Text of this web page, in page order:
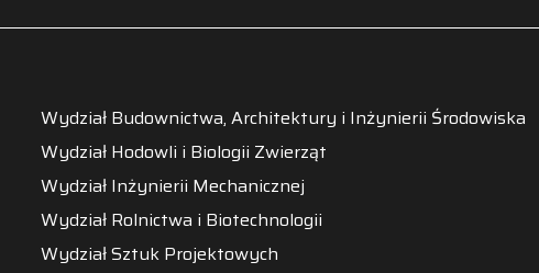
Wydział Budownictwa, Architektury i Inżynierii Środowiska
Wydział Hodowli i Biologii Zwierząt
Wydział Inżynierii Mechanicznej
Wydział Rolnictwa i Biotechnologii
Wydział Sztuk Projektowych